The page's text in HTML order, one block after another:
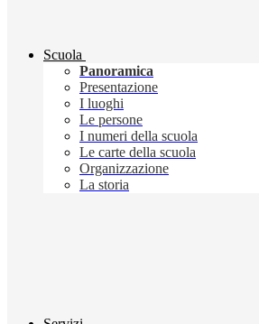
Scuola
Panoramica
Presentazione
I luoghi
Le persone
I numeri della scuola
Le carte della scuola
Organizzazione
La storia